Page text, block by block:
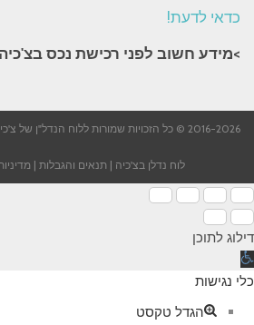
כדאי לדעת!
>מידע חשוב לפני רכישת נכס בצ'כיה​
2016-2026 © כל הזכויות שמורות ללוח הנדל"ן של צ'כיה -
לוח נדלן בצ'כיה | תנאים והגבלות |
דילוג לתוכן
פתח
סרגל
כלי נגישות
הגדל טקסט